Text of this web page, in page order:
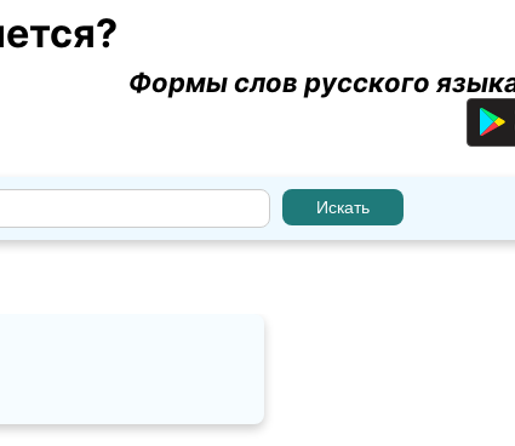
Формы слов русского